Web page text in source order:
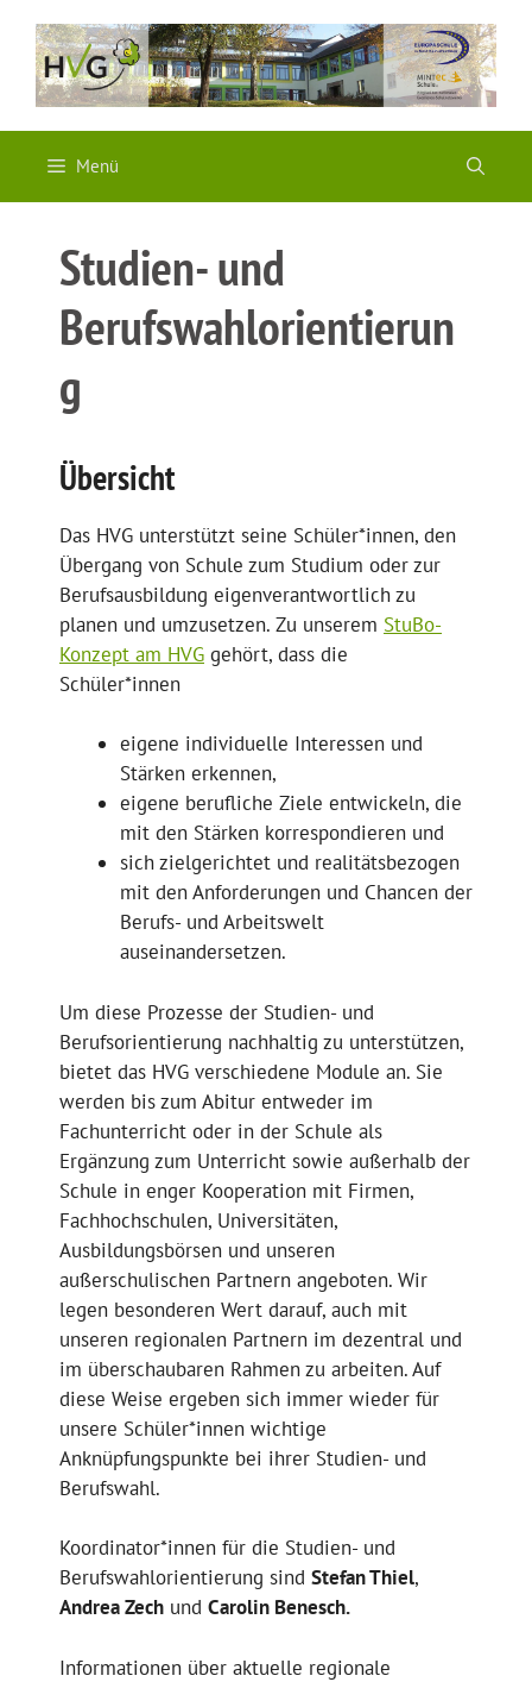
Inhalt
springen
Menü
Studien- und
Berufswahlorientierun
g
Übersicht
Das HVG unterstützt seine Schüler*innen, den
Übergang von Schule zum Studium oder zur
Berufsausbildung eigenverantwortlich zu
planen und umzusetzen. Zu unserem StuBo-
Konzept am HVG gehört, dass die
Schüler*innen
eigene individuelle Interessen und
Stärken erkennen,
eigene berufliche Ziele entwickeln, die
mit den Stärken korrespondieren und
sich zielgerichtet und realitätsbezogen
mit den Anforderungen und Chancen der
Berufs- und Arbeitswelt
auseinandersetzen.
Um diese Prozesse der Studien- und
Berufsorientierung nachhaltig zu unterstützen,
bietet das HVG verschiedene Module an. Sie
werden bis zum Abitur entweder im
Fachunterricht oder in der Schule als
Ergänzung zum Unterricht sowie außerhalb der
Schule in enger Kooperation mit Firmen,
Fachhochschulen, Universitäten,
Ausbildungsbörsen und unseren
außerschulischen Partnern angeboten. Wir
legen besonderen Wert darauf, auch mit
unseren regionalen Partnern im dezentral und
im überschaubaren Rahmen zu arbeiten. Auf
diese Weise ergeben sich immer wieder für
unsere Schüler*innen wichtige
Anknüpfungspunkte bei ihrer Studien- und
Berufswahl.
Koordinator*innen für die Studien- und
Berufswahlorientierung sind Stefan Thiel,
Andrea Zech und Carolin Benesch.
Informationen über aktuelle regionale